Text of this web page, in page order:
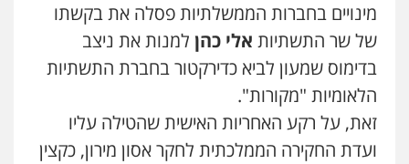
מינויים בחברות הממשלתיות פסלה את בקשתו
של שר התשתיות אלי כהן למנות את ניצב
בדימוס שמעון לביא כדירקטור בחברת התשתיות
הלאומיות "מקורות".
זאת, על רקע האחריות האישית שהטילה עליו
ועדת החקירה הממלכתית לחקר אסון מירון, כקצין